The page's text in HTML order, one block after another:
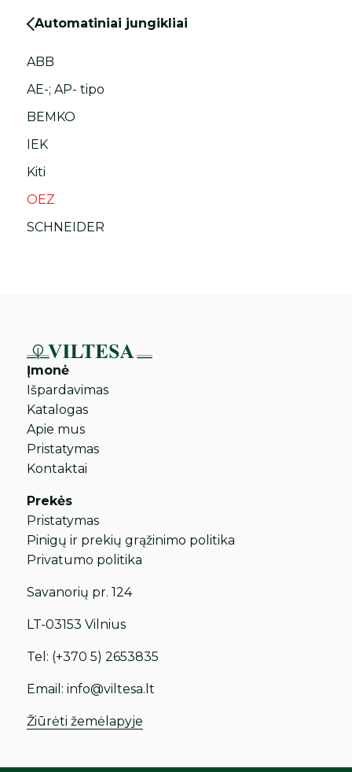
Automatiniai jungikliai
ABB
AE-; AP- tipo
BEMKO
IEK
Kiti
OEZ
SCHNEIDER
Įmonė
Išpardavimas
Katalogas
Apie mus
Pristatymas
Kontaktai
Prekės
Pristatymas
Pinigų ir prekių grąžinimo politika
Privatumo politika
Savanorių pr. 124
LT-03153 Vilnius
Tel: (+370 5) 2653835
Email:info@viltesa.lt
Žiūrėti žemėlapyje